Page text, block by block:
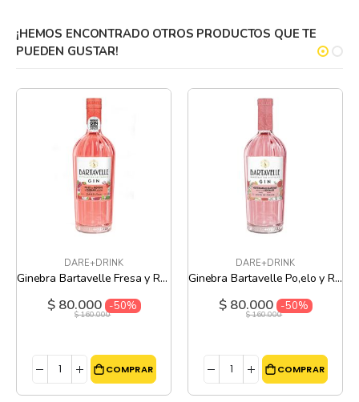
¡HEMOS ENCONTRADO OTROS PRODUCTOS QUE TE
PUEDEN GUSTAR!
DARE+DRINK
Ginebra Bartavelle Fresa y Ruibarbo - 700 Ml
$ 160.000
Precio
especial
$ 80.000 -50%
COMPRAR
DARE+DRINK
Ginebra Bartavelle Po,elo y Romero - 700 Ml
$ 160.000
Precio
especial
$ 80.000 -50%
COMPRAR